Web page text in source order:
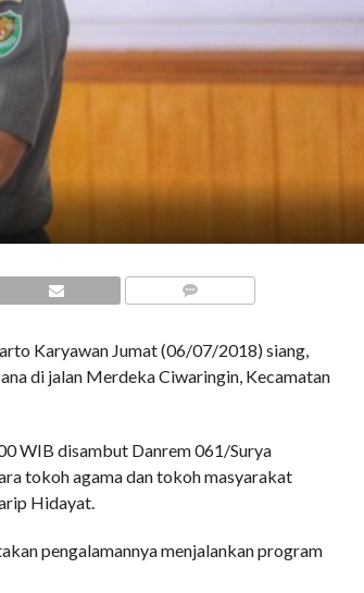
Karyawan Jumat (06/07/2018) siang,
di jalan Merdeka Ciwaringin, Kecamatan
WIB disambut Danrem 061/Surya
tokoh agama dan tokoh masyarakat
Hidayat.
pengalamannya menjalankan program